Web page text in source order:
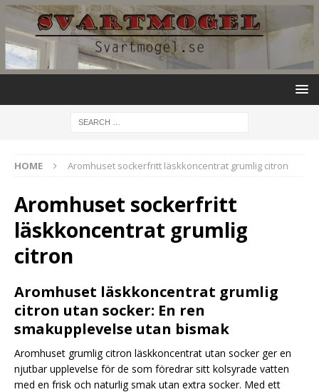
HOME Aromhuset sockerfritt läskkoncentrat grumlig citron
Aromhuset sockerfritt
läskkoncentrat grumlig
citron
Aromhuset läskkoncentrat grumlig
citron utan socker: En ren
smakupplevelse utan bismak
Aromhuset grumlig citron läskkoncentrat utan socker ger en
njutbar upplevelse för de som föredrar sitt kolsyrade vatten
med en frisk och naturlig smak utan extra socker. Med ett